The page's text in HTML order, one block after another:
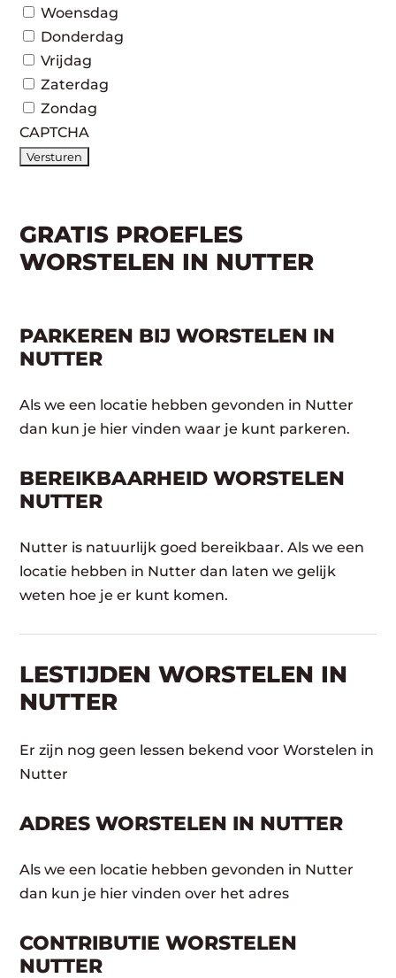
Woensdag
Donderdag
Vrijdag
Zaterdag
Zondag
CAPTCHA
GRATIS PROEFLES
WORSTELEN IN NUTTER
PARKEREN BIJ WORSTELEN IN
NUTTER
Als we een locatie hebben gevonden in Nutter
dan kun je hier vinden waar je kunt parkeren.
BEREIKBAARHEID WORSTELEN
NUTTER
Nutter is natuurlijk goed bereikbaar. Als we een
locatie hebben in Nutter dan laten we gelijk
weten hoe je er kunt komen.
LESTIJDEN WORSTELEN IN
NUTTER
Er zijn nog geen lessen bekend voor Worstelen in
Nutter
ADRES WORSTELEN IN NUTTER
Als we een locatie hebben gevonden in Nutter
dan kun je hier vinden over het adres
CONTRIBUTIE WORSTELEN
NUTTER